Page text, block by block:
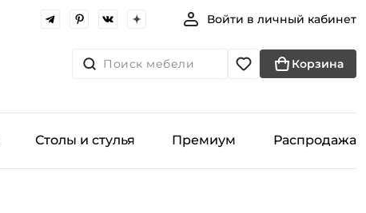
Войти в личный кабинет
Поиск мебели Корзина
Столы и стулья Премиум Распродажа